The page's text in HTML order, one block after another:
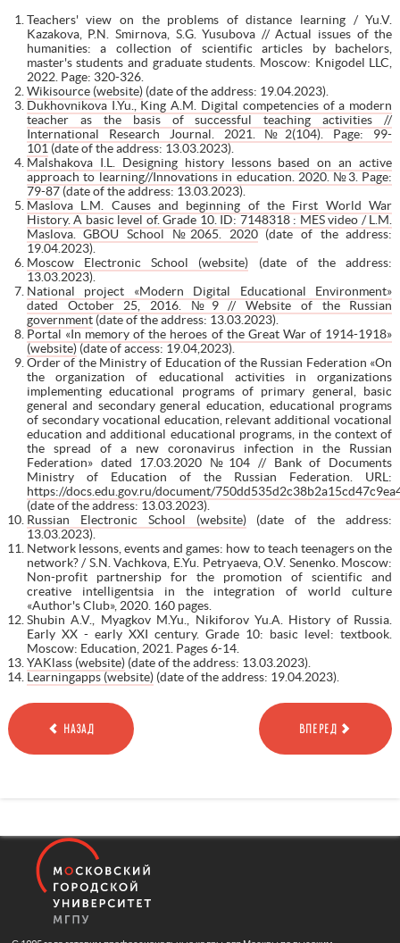
Teachers' view on the problems of distance learning / Yu.V.
Kazakova, P.N. Smirnova, S.G. Yusubova // Actual issues of the
humanities: a collection of scientific articles by bachelors,
master's students and graduate students. Moscow: Knigodel LLC,
2022. Page: 320-326.
Wikisource (website)(date of the address: 19.04.2023).
Dukhovnikova I.Yu., King A.M. Digital competencies of a modern
teacher as the basis of successful teaching activities //
International Research Journal. 2021. №2(104). Page: 99-
101 (date of the address: 13.03.2023).
Malshakova I.L. Designing history lessons based on an active
approach to learning//Innovations in education. 2020. №3. Page:
79-87(date of the address: 13.03.2023).
Maslova L.M. Causes and beginning of the First World War
History. A basic level of. Grade 10. ID: 7148318 : MES video / L.M.
Maslova. GBOU School №2065. 2020(date of the address:
19.04.2023).
Moscow Electronic School (website) (date of the address:
13.03.2023).
National project «Modern Digital Educational Environment»
dated October 25, 2016. №9 // Website of the Russian
government(date of the address: 13.03.2023).
Portal «In memory of the heroes of the Great War of 1914-1918»
(website)(date of access: 19.04,2023).
Order of the Ministry of Education of the Russian Federation «On
the organization of educational activities in organizations
implementing educational programs of primary general, basic
general and secondary general education, educational programs
of secondary vocational education, relevant additional vocational
education and additional educational programs, in the context of
the spread of a new coronavirus infection in the Russian
Federation» dated 17.03.2020 №104 // Bank of Documents
Ministry of Education of the Russian Federation. URL:
https://docs.edu.gov.ru/document/
(date of the address: 13.03.2023).
Russian Electronic School (website)(date of the address:
13.03.2023).
Network lessons, events and games: how to teach teenagers on the
network? / S.N. Vachkova, E.Yu. Petryaeva, O.V. Senenko. Moscow:
Non-profit partnership for the promotion of scientific and
creative intelligentsia in the integration of world culture
«Author's Club», 2020. 160 pages.
Shubin A.V., Myagkov M.Yu., Nikiforov Yu.A. History of Russia.
Early XX - early XXI century. Grade 10: basic level: textbook.
Moscow: Education, 2021. Pages 6-14.
YAKlass (website)(date of the address: 13.03.2023).
Learningapps (website)(date of the address: 19.04.2023).
НАЗАД ВПЕРЕД